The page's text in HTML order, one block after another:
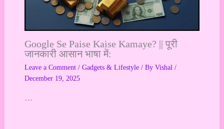
Google Se Paise Kaise Kamaye? || पूरी
जानकारी आसान भाषा में:
Leave a Comment / Gadgets & Lifestyle/ By Vishal /
December 19, 2025
…